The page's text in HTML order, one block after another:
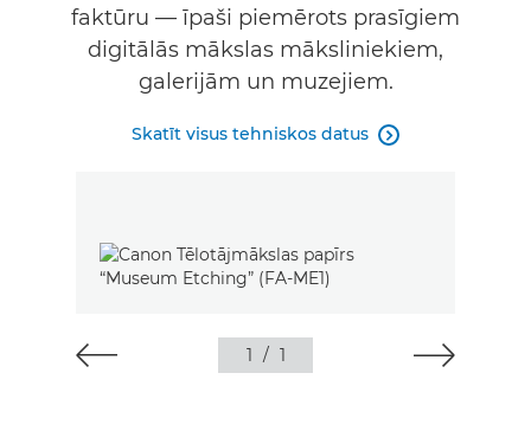
faktūru — īpaši piemērots prasīgiem
digitālās mākslas māksliniekiem,
galerijām un muzejiem.
Skatīt visus tehniskos datus 
1 / 1